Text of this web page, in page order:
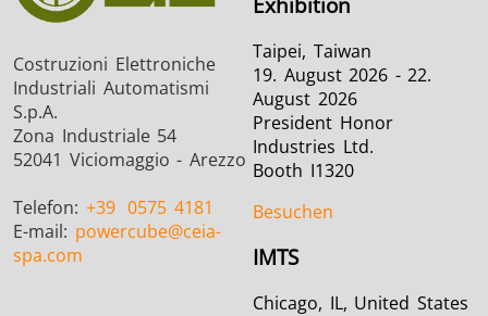
Costruzioni Elettroniche
Industriali Automatismi
S.p.A.
Zona Industriale 54
52041 Viciomaggio - Arezzo
Telefon: +39 0575 4181
E-mail: powercube@ceia-
spa.com
Taipei, Taiwan
19. August 2026 - 22.
August 2026
President Honor
Industries Ltd.
Booth I1320
Besuchen
IMTS
Chicago, IL, United States